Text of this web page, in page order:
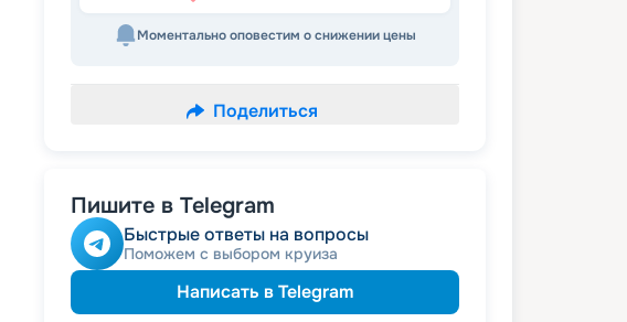
Моментально оповестим о снижении цены
Поделиться
Пишите в Telegram
Быстрые ответы на вопросы
Поможем с выбором круиза
Написать в Telegram